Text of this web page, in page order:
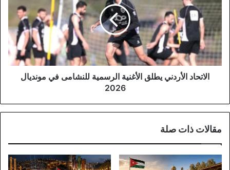
الأغنية
الرسمية
للنشامى
في
مونديال
2026
الاتحاد الأردني يطلق الأغنية الرسمية للنشامى في مونديال
2026
مقالات ذات صلة